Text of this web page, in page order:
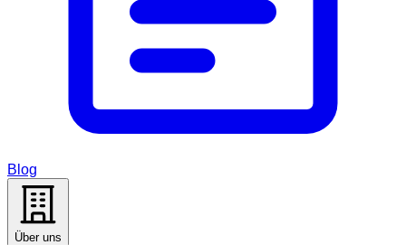
Blog
Über uns